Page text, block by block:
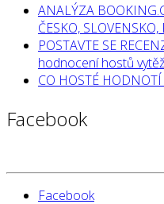
ANALÝZA
ČESKO,
POSTAVTE SE
hodnocení hostů
CO HOSTÉ
Facebook
Facebook